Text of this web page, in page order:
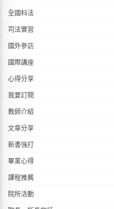
全國科法
司法實習
國外參訪
國際講座
心得分享
我要訂閱
教師介紹
文章分享
新書強打
畢業心得
課程推薦
院所活動